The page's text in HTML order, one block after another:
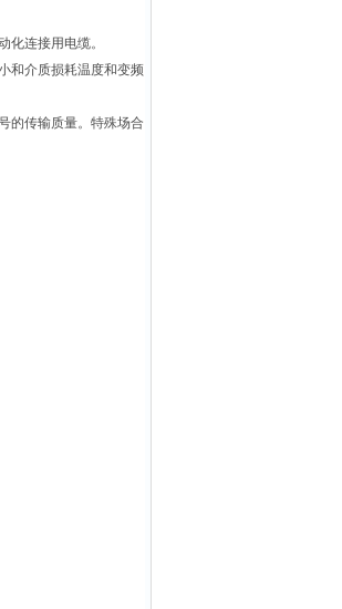
化连接用电缆。
和介质损耗温度和变频
的传输质量。特殊场合